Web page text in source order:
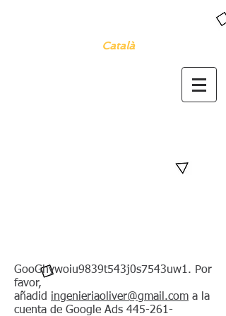
Català
GooGhywoiu9839t543j0s7543uw1. Por
favor,
añadid ingenieriaoliver@gmail.com a la
cuenta de Google Ads 445-261-